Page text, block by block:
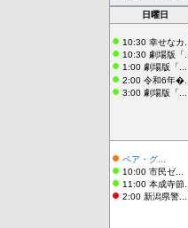
日曜日
10:30 幸せなカ...
10:30 劇場版「...
1:00 劇場版「...
2:00 令和6年�...
3:00 劇場版「...
ペア・グ...
10:00 市民ゼ...
11:00 本成寺節...
2:00 新潟県警...